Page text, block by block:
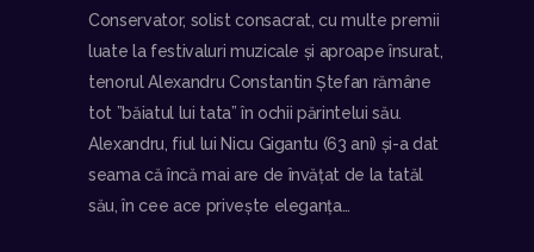
Conservator, solist consacrat, cu multe premii
luate la festivaluri muzicale și aproape însurat,
tenorul Alexandru Constantin Ștefan rămâne
tot ”băiatul lui tata” în ochii părintelui său.
Alexandru, fiul lui Nicu Gigantu (63 ani) și-a dat
seama că încă mai are de învățat de la tatăl
său, în cee ace privește eleganța…